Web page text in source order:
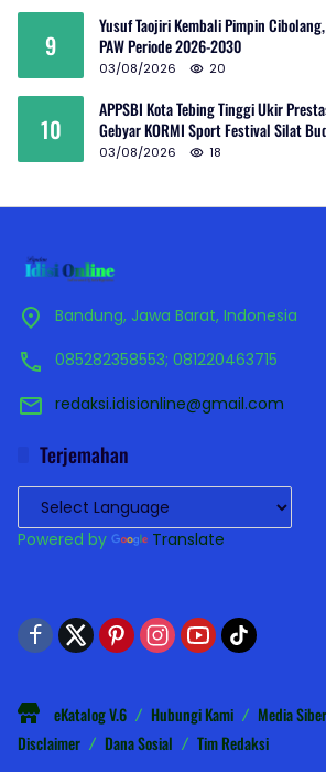
9
Yusuf Taojiri Kembali Pimpin
PAW Periode 2026-2030
03/08/2026 20
10
APPSBI Kota Tebing Tinggi Ukir
Gebyar KORMI Sport Festival Silat
03/08/2026 18
Bandung, Jawa Barat, Indonesia
085282358553; 081220463715
redaksi.idisionline@gmail.com
Terjemahan
Powered by Translate
eKatalog V.6 Hubungi Kami Media Siber
Disclaimer
Dana Sosial
Tim Redaksi